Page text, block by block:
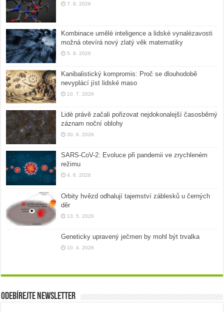
7. 8. 2026
Kombinace umělé inteligence a lidské vynalézavosti
možná otevírá nový zlatý věk matematiky
5. 8. 2026
Kanibalistický kompromis: Proč se dlouhodobě
nevyplácí jíst lidské maso
10. 7. 2026
Lidé právě začali pořizovat nejdokonalejší časosběrný
záznam noční oblohy
30. 6. 2026
SARS-CoV-2: Evoluce při pandemii ve zrychleném
režimu
4. 6. 2026
Orbity hvězd odhalují tajemství záblesků u černých
děr
13. 5. 2026
Geneticky upravený ječmen by mohl být trvalka
10. 4. 2026
Odebírejte newsletter